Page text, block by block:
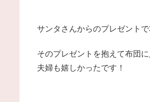
サンタさんからのプレゼント
そのプレゼントを抱えて布団
夫婦も嬉しかったです！